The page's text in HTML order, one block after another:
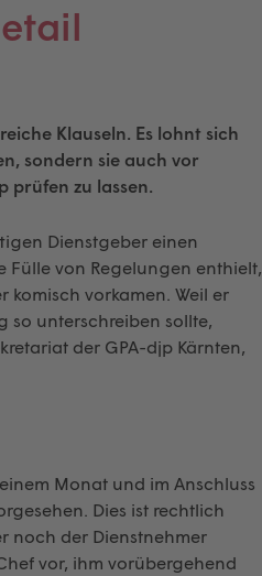
Klauseln. Es lohnt sich
sondern sie auch vor
prüfen zu lassen.
Dienstgeber einen
Fülle von Regelungen enthielt,
komisch vorkamen. Weil er
so unterschreiben sollte,
der GPA-djp Kärnten,
Monat und im Anschluss
Dies ist rechtlich
noch der Dienstnehmer
vor, ihm vorübergehend